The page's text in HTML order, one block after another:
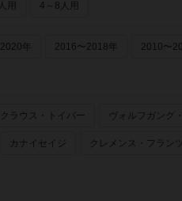
用 4～8人用
年 2016〜2018年 2010〜
クラウス・トイバー ヴォルフガング
カナイセイジ クレメンス・フランツ